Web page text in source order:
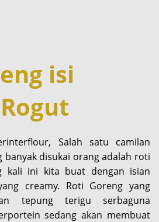
isi
Salah satu camilan
banyak disukai orang adalah roti
kali ini kita buat dengan isian
creamy. Roti Goreng yang
tepung terigu serbaguna
sedang akan membuat